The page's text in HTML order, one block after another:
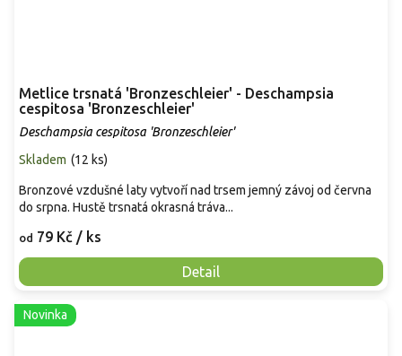
Metlice trsnatá 'Bronzeschleier' - Deschampsia
cespitosa 'Bronzeschleier'
Deschampsia cespitosa 'Bronzeschleier'
Skladem (12 ks)
od 79 Kč / ks
Detail
Bronzové vzdušné laty vytvoří nad trsem jemný závoj od června
do srpna. Hustě trsnatá okrasná tráva...
Novinka